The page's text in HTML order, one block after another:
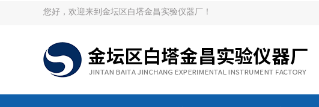
您好，欢迎来到金坛区白塔金昌实验仪器厂！